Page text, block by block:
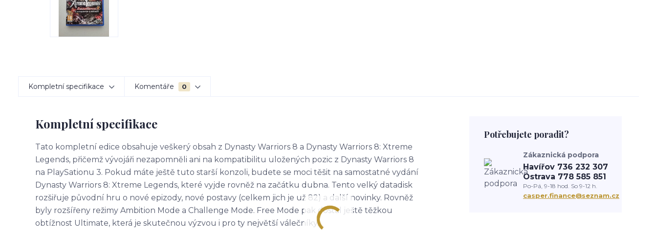
Kompletní specifikace Komentáře 0
Kompletní specifikace
Tato kompletní edice obsahuje veškerý obsah z Dynasty Warriors 8 a Dynasty Warriors 8: Xtreme
Legends, přičemž vývojáři nezapomněli ani na kompatibilitu uložených pozic z Dynasty Warriors 8
na PlaySationu 3. Pokud máte ještě tuto starší konzoli, budete se moci těšit na samostatné vydání
Dynasty Warriors 8: Xtreme Legends, které vyjde rovněž na začátku dubna. Tento velký datadisk
rozšiřuje původní hru o nové epizody, nové postavy (celkem jich je už 82) a další novinky. Rovněž
byly rozšířeny režimy Ambition Mode a Challenge Mode. Free Mode pak dostal ještě těžkou
obtížnost Ultimate, která je skutečnou výzvou i pro ty největší válečníky.
Potřebujete poradit?
Zákaznická podpora
Havířov 736 232 307
Ostrava 778 585 851
Po-Pá, 9-18 hod. So 9-12 h.
casper.finance@seznam.cz